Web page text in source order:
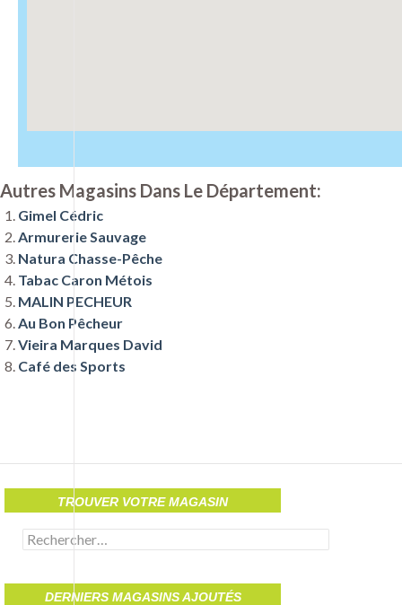
Autres Magasins Dans Le Département:
Gimel Cédric
Armurerie Sauvage
Natura Chasse-Pêche
Tabac Caron Métois
MALIN PECHEUR
Au Bon Pêcheur
Vieira Marques David
Café des Sports
TROUVER VOTRE MAGASIN
Rechercher :
DERNIERS MAGASINS AJOUTÉS